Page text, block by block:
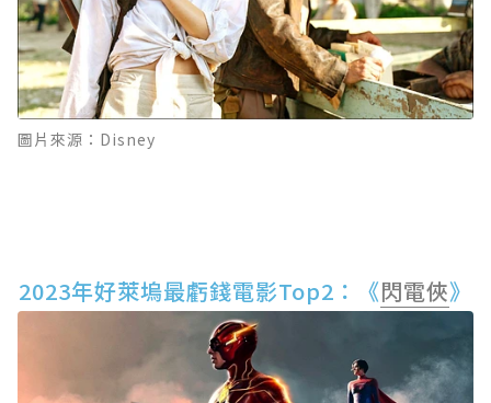
圖片來源：Disney
2023年好萊塢最虧錢電影Top2：《閃電俠》